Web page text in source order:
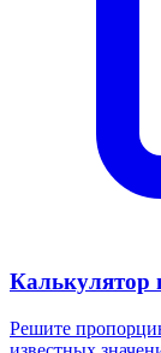
Калькулятор
Решите